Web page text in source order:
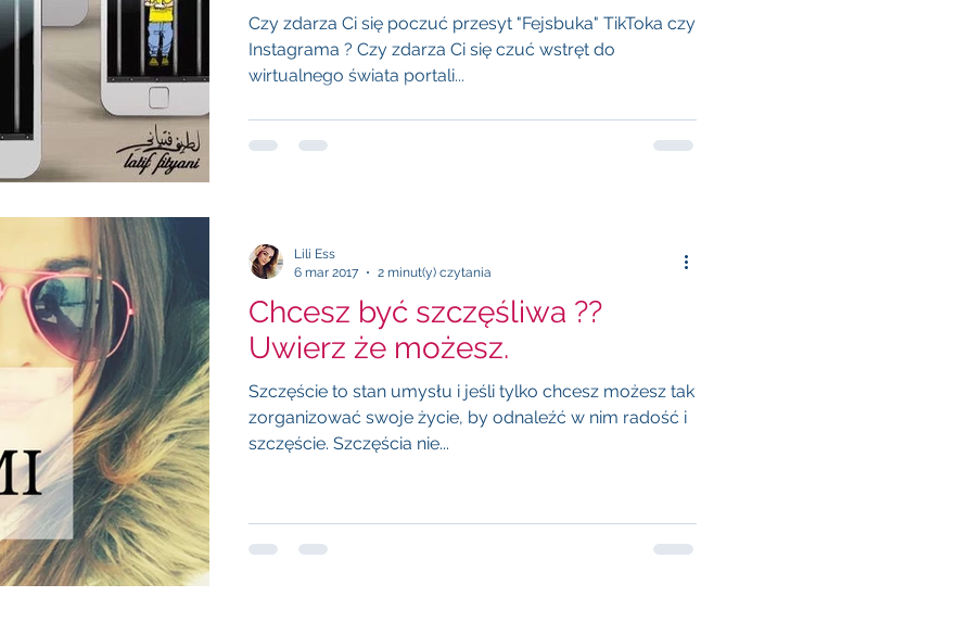
Czy zdarza Ci się poczuć przesyt "Fejsbuka" TikToka czy
Instagrama ? Czy zdarza Ci się czuć wstręt do
wirtualnego świata portali...
Chcesz być szczęśliwa ??
Uwierz że możesz.
Szczęście to stan umysłu i jeśli tylko chcesz możesz tak
zorganizować swoje życie, by odnaleźć w nim radość i
szczęście. Szczęścia nie...
Lili Ess
6 mar 2017
2 minut(y) czytania